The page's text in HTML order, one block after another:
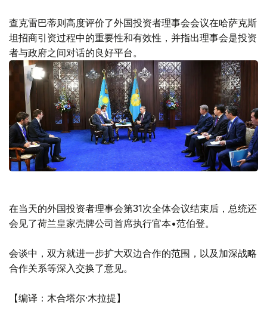
查克雷巴蒂则高度评价了外国投资者理事会会议在哈萨克斯
坦招商引资过程中的重要性和有效性，并指出理事会是投资
者与政府之间对话的良好平台。
在当天的外国投资者理事会第31次全体会议结束后，总统还
会见了荷兰皇家壳牌公司首席执行官本•范伯登。
会谈中，双方就进一步扩大双边合作的范围，以及加深战略
合作关系等深入交换了意见。
【编译：木合塔尔·木拉提】